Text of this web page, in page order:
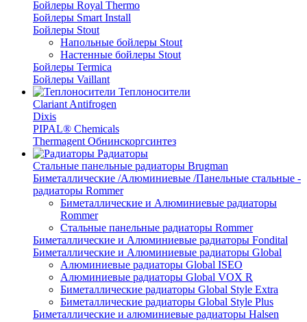
Бойлеры Royal Thermo
Бойлеры Smart Install
Бойлеры Stout
Напольные бойлеры Stout
Настенные бойлеры Stout
Бойлеры Termica
Бойлеры Vaillant
Теплоносители
Clariant Antifrogen
Dixis
PIPAL® Chemicals
Thermagent Обнинскоргсинтез
Радиаторы
Стальные панельные радиаторы Brugman
Биметаллические /Алюминиевые /Панельные стальные -
радиаторы Rommer
Биметаллические и Алюминиевые радиаторы
Rommer
Стальные панельные радиаторы Rommer
Биметаллические и Алюминиевые радиаторы Fondital
Биметаллические и Алюминиевые радиаторы Global
Алюминиевые радиаторы Global ISEO
Алюминиевые радиаторы Global VOX R
Биметаллические радиаторы Global Style Extra
Биметаллические радиаторы Global Style Plus
Биметаллические и алюминиевые радиаторы Halsen